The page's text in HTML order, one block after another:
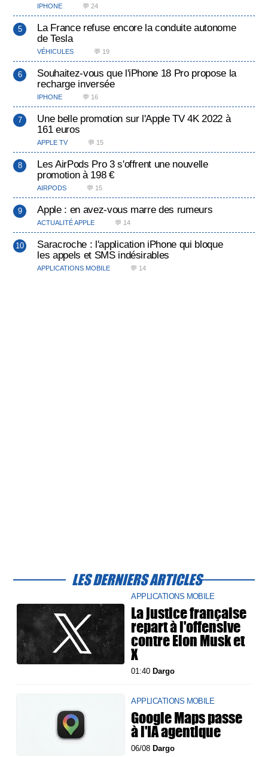
IPHONE 💬 24
La France refuse encore la conduite autonome
de Tesla
VÉHICULES 💬 19
Souhaitez-vous que l'iPhone 18 Pro propose la
recharge inversée
IPHONE 💬 16
Une belle promotion sur l'Apple TV 4K 2022 à
161 euros
APPLE TV 💬 15
Les AirPods Pro 3 s'offrent une nouvelle
promotion à 198 €
AIRPODS 💬 15
Apple : en avez-vous marre des rumeurs
ACTUALITÉ APPLE 💬 14
Saracroche : l'application iPhone qui bloque
les appels et SMS indésirables
APPLICATIONS MOBILE 💬 14
LES DERNIERS ARTICLES
APPLICATIONS MOBILE
La justice française
repart à l'offensive
contre Elon Musk et
X
01:40 Dargo
APPLICATIONS MOBILE
Google Maps passe
à l'IA agentique
06/08 Dargo